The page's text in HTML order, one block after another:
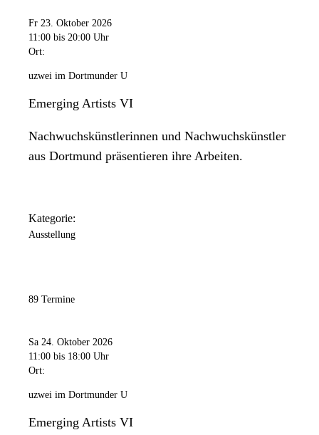
Samstag
11:00 Uhr
Sonntag
Fr 23. Oktober 2026
11:00 bis 20:00 Uhr
Ort:
uzwei im Dortmunder U
Emerging Artists VI
Nachwuchskünstlerinnen und Nachwuchskünstler
aus Dortmund präsentieren ihre Arbeiten.
Kategorie:
Ausstellung
89 Termine
Sa 24. Oktober 2026
11:00 bis 18:00 Uhr
Ort:
uzwei im Dortmunder U
Emerging Artists VI